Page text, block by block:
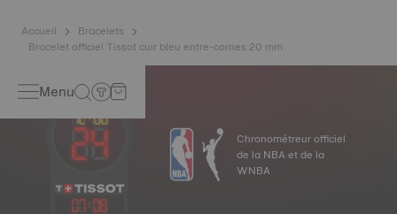
Accueil
Bracelets
Bracelet officiel Tissot cuir bleu entre-cornes 20 mm
Menu
07:08
Chronométreur officiel
de la NBA et de la
WNBA